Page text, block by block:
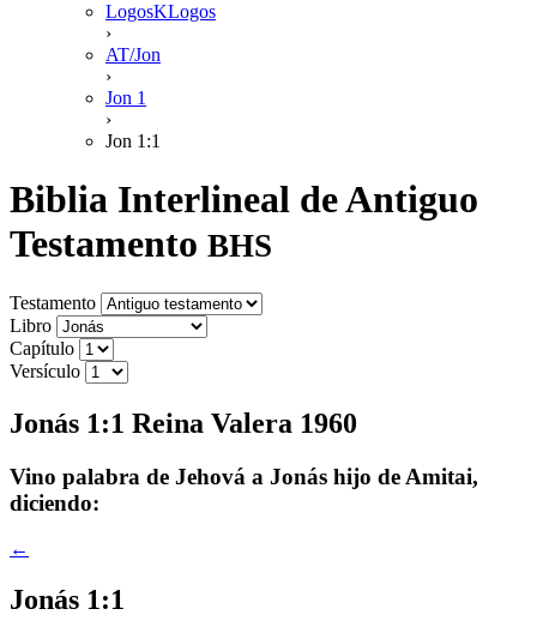
LogosKLogos
›
AT/Jon
›
Jon 1
›
Jon 1:1
Biblia Interlineal de Antiguo
Testamento BHS
Testamento
Libro
Capítulo
Versículo
Jonás 1:1 Reina Valera 1960
Vino palabra de Jehová a Jonás hijo de Amitai,
diciendo:
←
Jonás 1:1